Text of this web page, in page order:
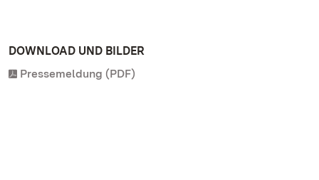
DOWNLOAD UND BILDER
Pressemeldung (PDF)